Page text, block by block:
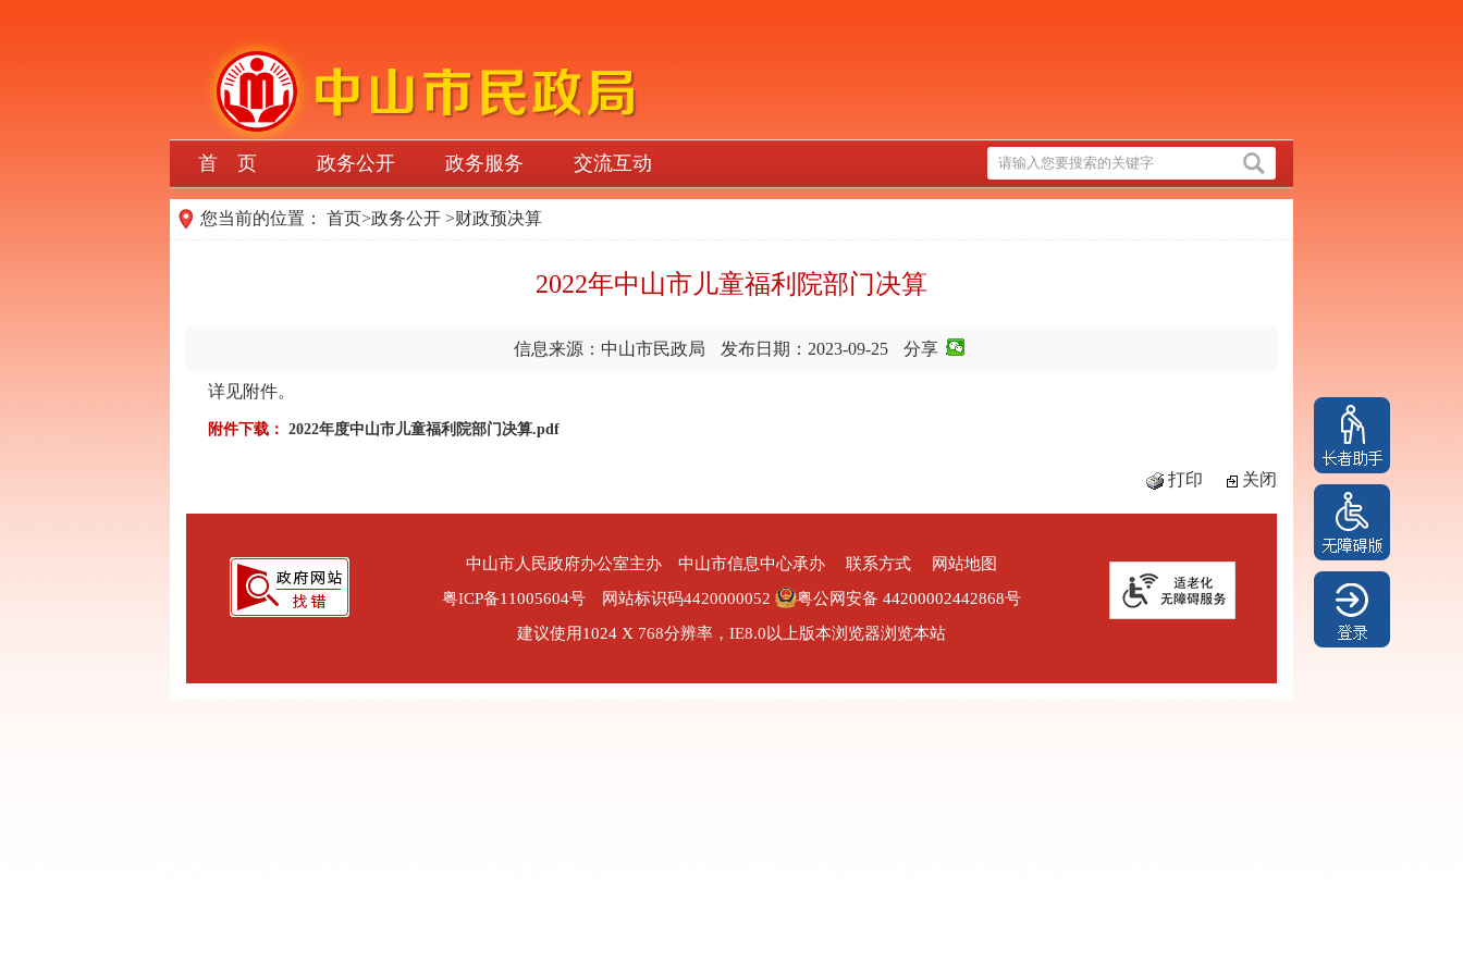
首 页 政务公开 政务服务 交流互动
您当前的位置： 首页>政务公开 >财政预决算
2022年中山市儿童福利院部门决算
信息来源：中山市民政局 发布日期：2023-09-25 分享：
详见附件。
附件下载： 2022年度中山市儿童福利院部门决算.pdf
打印 关闭
中山市人民政府办公室主办 中山市信息中心承办 联系方式
网站地图
粤ICP备11005604号 网站标识码4420000052
粤公网安备 44200002442868号
建议使用1024 X 768分辨率，IE8.0以上版本浏览器浏览本站